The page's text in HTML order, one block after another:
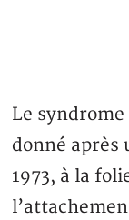
Le
donné après
1973, à la